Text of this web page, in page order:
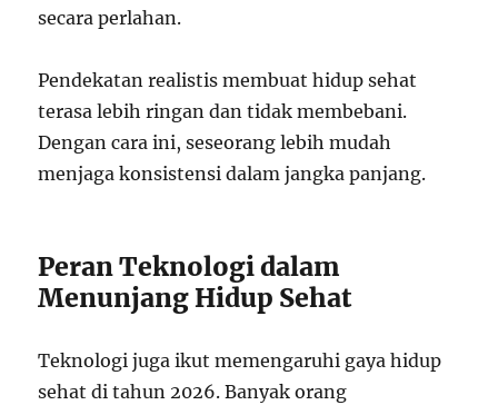
secara perlahan.
Pendekatan realistis membuat hidup sehat
terasa lebih ringan dan tidak membebani.
Dengan cara ini, seseorang lebih mudah
menjaga konsistensi dalam jangka panjang.
Peran Teknologi dalam
Menunjang Hidup Sehat
Teknologi juga ikut memengaruhi gaya hidup
sehat di tahun 2026. Banyak orang